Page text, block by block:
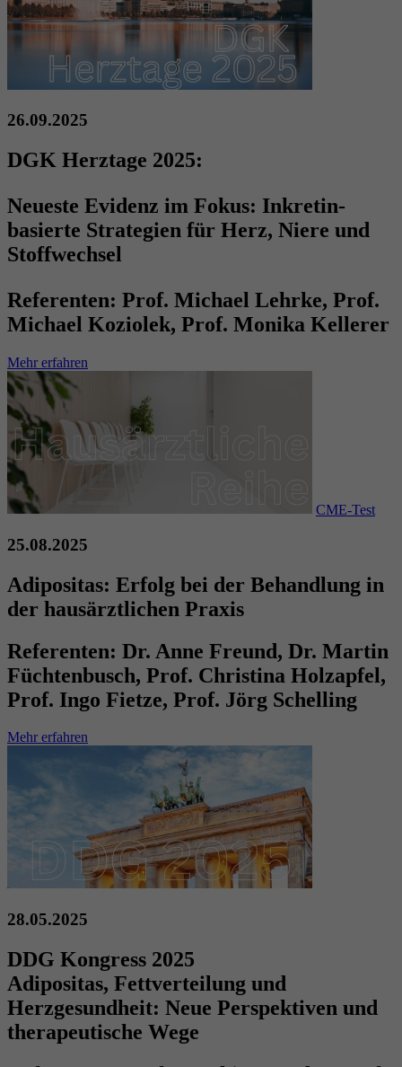
26.09.2025
DGK Herztage 2025:
Neueste Evidenz im Fokus: Inkretin-
basierte Strategien für Herz, Niere und
Stoffwechsel
Referenten: Prof. Michael Lehrke, Prof.
Michael Koziolek, Prof. Monika Kellerer
Mehr erfahren
CME-Test
25.08.2025
Adipositas: Erfolg bei der Behandlung in
der hausärztlichen Praxis
Referenten: Dr. Anne Freund, Dr. Martin
Füchtenbusch, Prof. Christina Holzapfel,
Prof. Ingo Fietze, Prof. Jörg Schelling
Mehr erfahren
28.05.2025
DDG Kongress 2025
Adipositas, Fettverteilung und
Herzgesundheit: Neue Perspektiven und
therapeutische Wege